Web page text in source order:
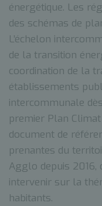
énergétique. Les
des schémas de
L’échelon
de la transition
coordination de la
établissements
intercommunale
premier Plan
document de
prenantes du
Agglo depuis 2016,
intervenir sur la
habitants.